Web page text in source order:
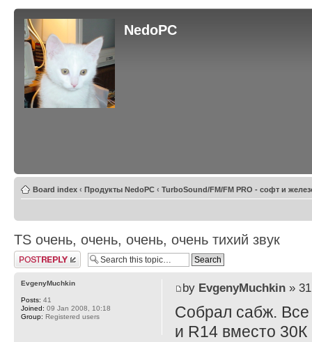
NedoPC
Board index ‹ Продукты NedoPC ‹ TurboSound/FM/FM PRO - софт и
TS очень, очень, очень, очень тихий звук
Post a reply
by EvgenyMuchkin» 31
Собрал сабж.
и R14 вместо 30К
EvgenyMuchkin
Posts: 41
Joined: 09 Jan 2008, 10:18
Group: Registered users